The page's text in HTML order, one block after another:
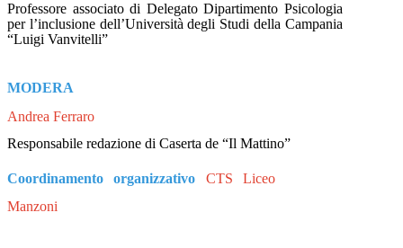
Professore associato di Delegato Dipartimento Psicologia
per l’inclusione dell’Università degli Studi della Campania
“Luigi Vanvitelli”
MODERA
Andrea Ferraro
Responsabile redazione di Caserta de “Il Mattino”
Coordinamento organizzativo
CTS Liceo
Manzoni